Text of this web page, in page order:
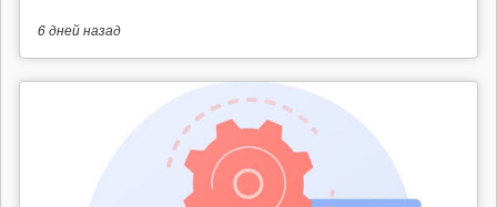
6 днейназад